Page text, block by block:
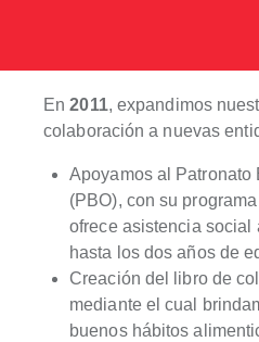
En2011, expandimos
colaboración a nuevas
Apoyamos al Patronato
(PBO), con su
ofrece asistencia social
hasta los dos años de
Creación del libro de
mediante el cual
buenos hábitos